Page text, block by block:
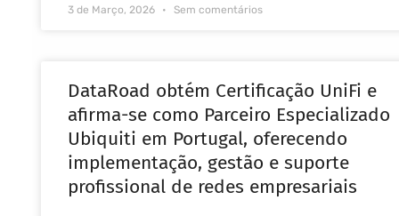
3 de Março, 2026 Sem comentários
DataRoad obtém Certificação UniFi e
afirma-se como Parceiro Especializado
Ubiquiti em Portugal, oferecendo
implementação, gestão e suporte
profissional de redes empresariais